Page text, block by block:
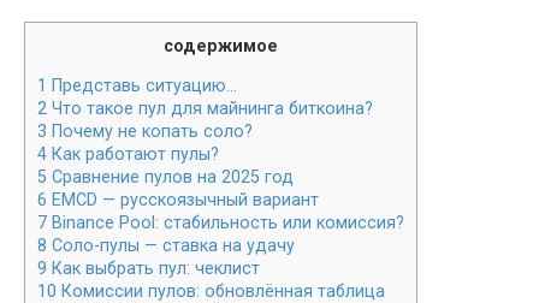
содержимое
1 Представь ситуацию…
2 Что такое пул для майнинга биткоина?
3 Почему не копать соло?
4 Как работают пулы?
5 Сравнение пулов на 2025 год
6 EMCD — русскоязычный вариант
7 Binance Pool: стабильность или комиссия?
8 Соло-пулы — ставка на удачу
9 Как выбрать пул: чеклист
10 Комиссии пулов: обновлённая таблица